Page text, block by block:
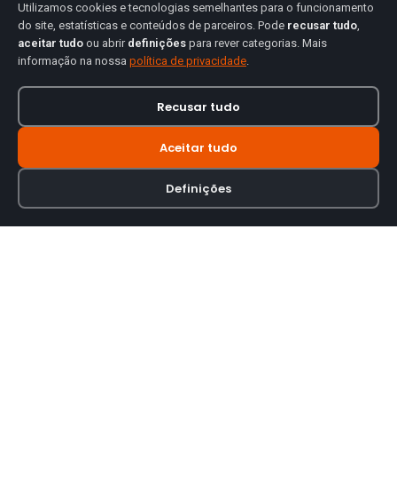
Utilizamos cookies e tecnologias semelhantes para o funcionamento
do site, estatísticas e conteúdos de parceiros. Pode recusar tudo,
aceitar tudo ou abrir definições para rever categorias. Mais
informação na nossa política de privacidade.
Recusar tudo
Aceitar tudo
Definições